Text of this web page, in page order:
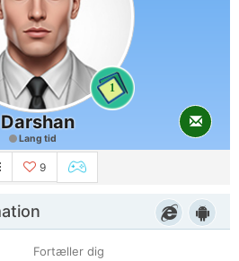
1
Darshan
Lang tid
9
Fortæller dig